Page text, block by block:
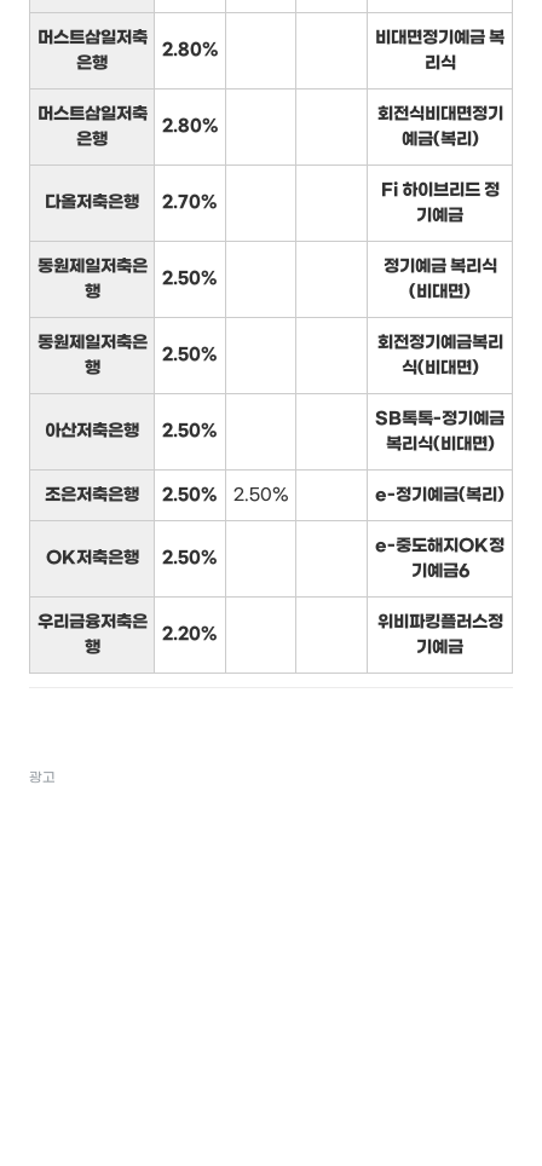
머스트삼일저축
은행
2.80%
비대면정기예금 복
리식
머스트삼일저축
은행
2.80%
회전식비대면정기
예금(복리)
다올저축은행 2.70%
Fi 하이브리드 정
기예금
동원제일저축은
행
2.50%
정기예금 복리식
(비대면)
동원제일저축은
행
2.50%
회전정기예금복리
식(비대면)
아산저축은행 2.50%
SB톡톡-정기예금
복리식(비대면)
조은저축은행 2.50% 2.50% e-정기예금(복리)
OK저축은행 2.50%
e-중도해지OK정
기예금6
우리금융저축은
행
2.20%
위비파킹플러스정
기예금
광고